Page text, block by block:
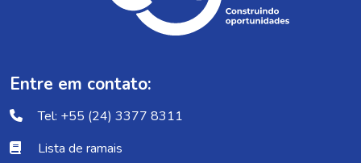
Entre em contato:
Tel: +55 (24) 3377 8311
Lista de ramais